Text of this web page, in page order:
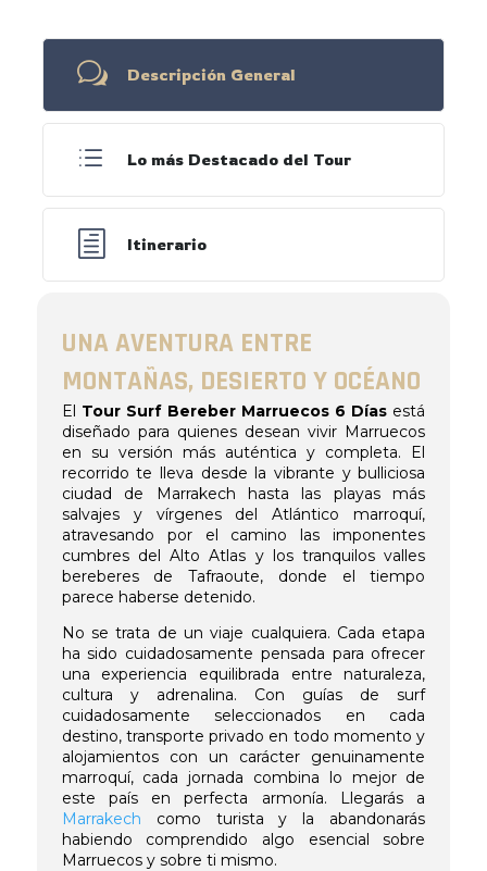
UNA AVENTURA ENTRE
MONTAÑAS, DESIERTO Y OCÉANO
El Tour Surf Bereber Marruecos 6 Días está
diseñado para quienes desean vivir Marruecos
en su versión más auténtica y completa. El
recorrido te lleva desde la vibrante y bulliciosa
ciudad de Marrakech hasta las playas más
salvajes y vírgenes del Atlántico marroquí,
atravesando por el camino las imponentes
cumbres del Alto Atlas y los tranquilos valles
bereberes de Tafraoute, donde el tiempo
parece haberse detenido.
No se trata de un viaje cualquiera. Cada etapa
ha sido cuidadosamente pensada para ofrecer
una experiencia equilibrada entre naturaleza,
cultura y adrenalina. Con guías de surf
cuidadosamente seleccionados en cada
destino, transporte privado en todo momento y
alojamientos con un carácter genuinamente
marroquí, cada jornada combina lo mejor de
este país en perfecta armonía. Llegarás a
Marrakech como turista y la abandonarás
habiendo comprendido algo esencial sobre
Marruecos y sobre ti mismo.
w Descripción General
d Lo más Destacado del Tour
h Itinerario